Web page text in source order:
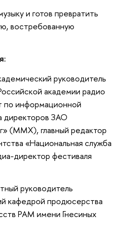
и готов превратить
востребованную
руководитель
академии радио
по информационной
директоров ЗАО
(ММХ), главный редактор
«Национальная служба
директор фестиваля
руководитель
кафедрой продюсерства
РАМ имени Гнесиных